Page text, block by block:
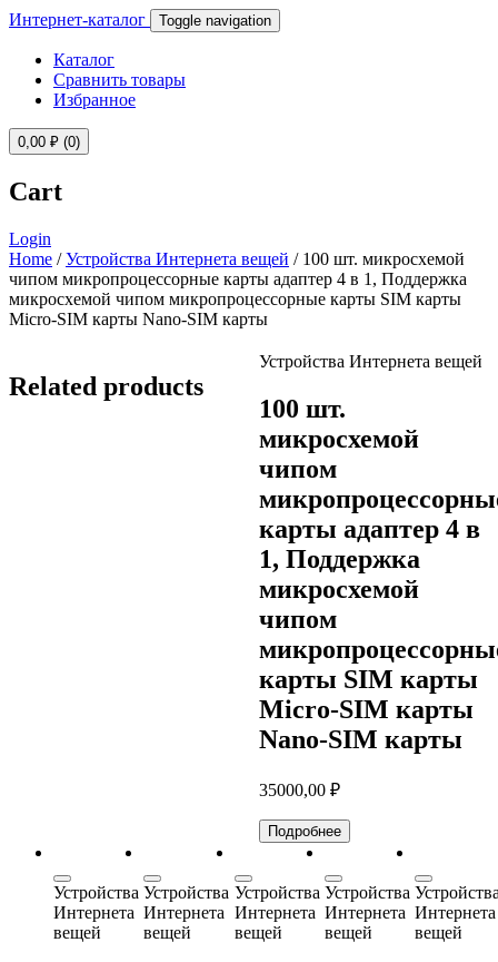
Интернет-каталог Toggle navigation
Каталог
Сравнить товары
Избранное
0,00 ₽ (0)
Cart
Login
Home /Устройства Интернета вещей / 100 шт. микросхемой
чипом микропроцессорные карты адаптер 4 в 1, Поддержка
микросхемой чипом микропроцессорные карты SIM карты
Micro-SIM карты Nano-SIM карты
Устройства Интернета вещей
100 шт.
микросхемой
чипом
карты адаптер 4 в
1, Поддержка
микросхемой
чипом
карты SIM карты
Micro-SIM карты
Nano-SIM карты
35000,00 ₽
Подробнее
Related products
Устройства
Интернета
вещей
Устройства
Интернета
вещей
Устройства
Интернета
вещей
Устройства
Интернета
вещей
Интернета
вещей